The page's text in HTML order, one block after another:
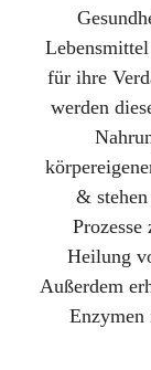
für ihre
werden
&
Heilung
Außerdem
Enzymen